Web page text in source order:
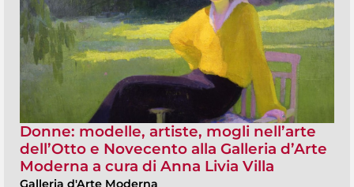
Donne: modelle, artiste, mogli nell’arte
dell’Otto e Novecento alla Galleria d’Arte
Moderna a cura di Anna Livia Villa